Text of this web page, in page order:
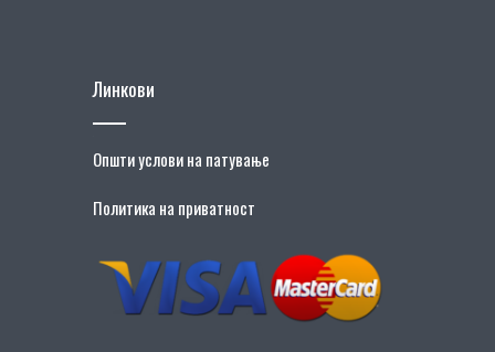
Линкови
Општи услови на патување
Политика на приватност